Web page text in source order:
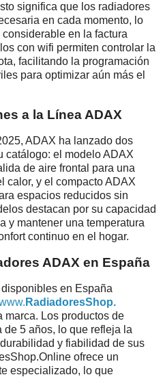
significa que los radiadores
en cada momento, lo
en la factura
con wifi permiten controlar la
facilitando la programación
para optimizar aún más el
a la Línea ADAX
ADAX ha lanzado dos
catálogo: el modelo ADAX
de aire frontal para una
calor, y el compacto ADAX
espacios reducidos sin
destacan por su capacidad
y mantener una temperatura
continuo en el hogar.
ADAX en España
en España
RadiadoresShop.
marca. Los productos de
5 años, lo que refleja la
y fiabilidad de sus
ofrece un
especializado, lo que